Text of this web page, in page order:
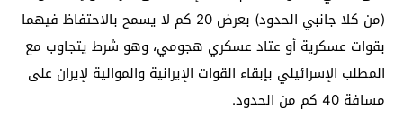
(من كلا جانبي الحدود) بعرض 20 كم لا يسمح بالاحتفاظ فيهما
بقوات عسكرية أو عتاد عسكري هجومي، وهو شرط يتجاوب مع
المطلب الإسرائيلي بإبقاء القوات الإيرانية والموالية لإيران على
مسافة 40 كم من الحدود.